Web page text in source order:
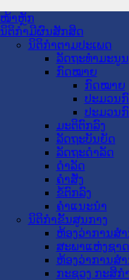
ໜ້າຫຼັກ
ນິຕິກໍາມີຜົນສັກສິດ
ນິຕິກໍາຕາມປະເພດ
ລັດຖະທໍາມະນູນ
ກົດໝາຍ
ກົດໝາຍ
ປະມວນ
ປະມວນ
ມະຕິຕົກລົງ
ລັດຖະບັນຍັດ
ລັດຖະດໍາລັດ
ດໍາລັດ
ຄໍາສັ່ງ
ຂໍ້ຕົກລົງ
ຄໍາແນະນໍາ
ນິຕິກໍາຂັ້ນສູນກາງ
ຫ້ອງວ່າການສໍ
ສະພາແຫ່ງຊາດ
ຫ້ອງວ່າການສ
ກະຊວງ ກະສິກ